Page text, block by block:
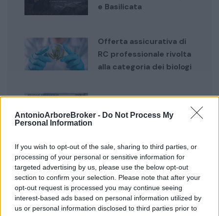
AntonioArboreBroker - Do Not Process My
Personal Information
If you wish to opt-out of the sale, sharing to third parties, or
processing of your personal or sensitive information for
targeted advertising by us, please use the below opt-out
section to confirm your selection. Please note that after your
opt-out request is processed you may continue seeing
interest-based ads based on personal information utilized by
us or personal information disclosed to third parties prior to
e Basilicata
Offerta assicurativa di
RC professionale rivolta
alla categoria dei biologi
riservata agli associati
Metodo Live is Life:
proteggi reddito,
patrimonio e famiglia
con una consulenza